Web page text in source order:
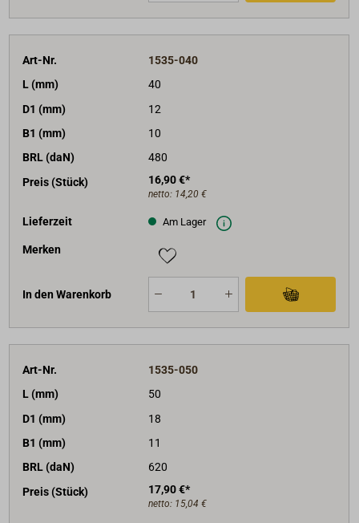
Art-Nr.
1535-040
L (mm)
40
D1 (mm)
12
B1 (mm)
10
BRL (daN)
480
Preis (Stück)
16,90 €*
netto: 14,20 €
Lieferzeit Am Lager
Merken
In den Warenkorb
Art-Nr.
1535-050
L (mm)
50
D1 (mm)
18
B1 (mm)
11
BRL (daN)
620
Preis (Stück)
17,90 €*
netto: 15,04 €